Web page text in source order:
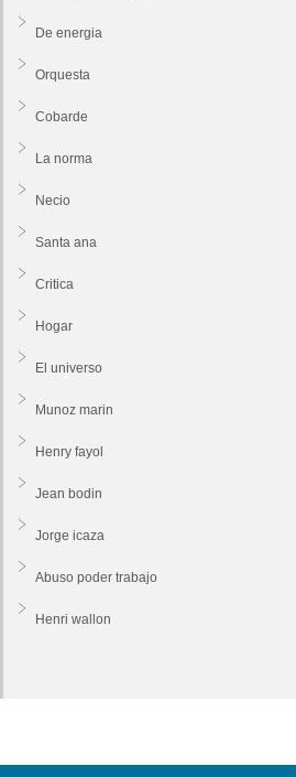
De energia
Orquesta
Cobarde
La norma
Necio
Santa ana
Critica
Hogar
El universo
Munoz marin
Henry fayol
Jean bodin
Jorge icaza
Abuso poder trabajo
Henri wallon